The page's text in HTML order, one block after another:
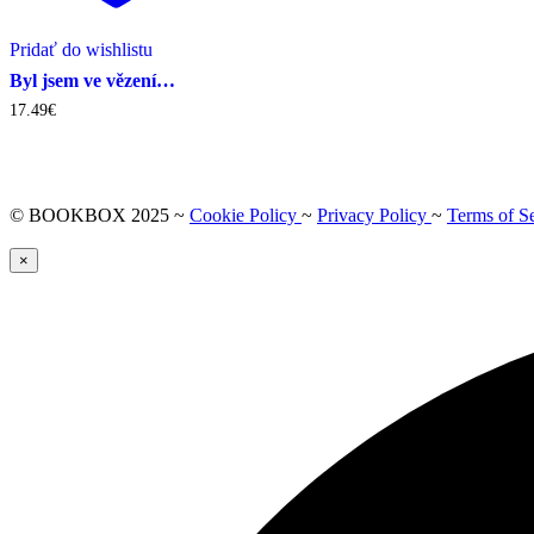
Pridať do wishlistu
Byl jsem ve vězení…
17.49€
© BOOKBOX 2025 ~ Cookie Policy ~ Privacy Policy ~ Terms of
×